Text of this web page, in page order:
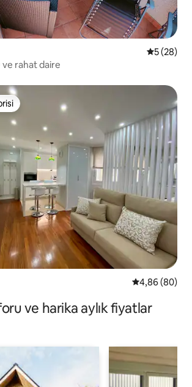
55 (28)
rahat daire
5 üzerinden
4,86 (80)
ve harika aylık fiyatlar